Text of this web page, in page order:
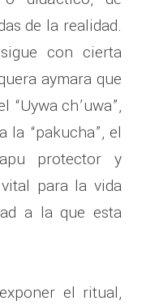
de la realidad.
con cierta
aymara que
ch’uwa”,
la “pakucha”, el
protector y
para la vida
a la que esta
el ritual,